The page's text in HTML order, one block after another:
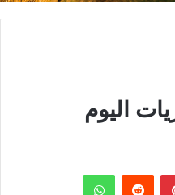
بينتيريست واتساب